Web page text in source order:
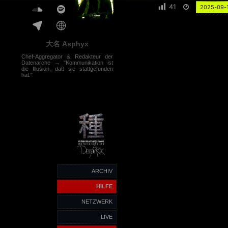
大名 Asphyx
Chef-Aggregator & Redakteur der
Datenarche → "Kommunikation ist
die Illusion, daß sie stattgefunden
hat."
ARCHIV
HILFE
NETZWERK
LIVE
41 2025-09-